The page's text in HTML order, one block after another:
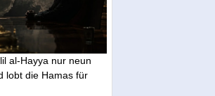
al-Hayya nur neun
lobt die Hamas für